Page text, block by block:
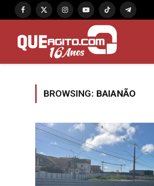
Facebook
X
InstagramYouTubeTikTok Telegram
BROWSING: BAIANÃO